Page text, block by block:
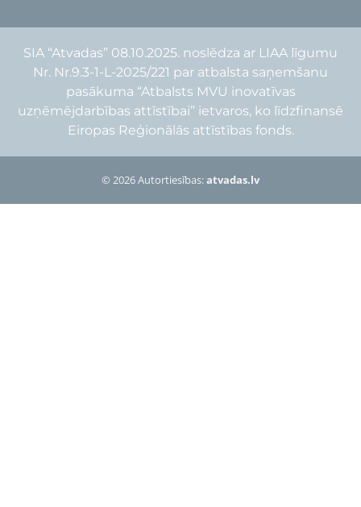
SIA “Atvadas” 08.10.2025. noslēdza ar LIAA līgumu
Nr. Nr.9.3-1-L-2025/221 par atbalsta saņemšanu
pasākuma “Atbalsts MVU inovatīvas
uzņēmējdarbības attīstībai” ietvaros, ko līdzfinansē
Eiropas Reģionālās attīstības fonds.
© 2026 Autortiesības:atvadas.lv